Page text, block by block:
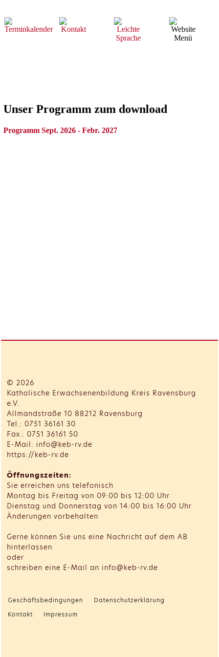
Unser Programm zum download
Programm Sept. 2026 - Febr. 2027
© 2026
Katholische Erwachsenenbildung Kreis Ravensburg
e.V.
Allmandstraße 10 88212 Ravensburg
Tel.: 0751 36161 30
Fax.: 0751 36161 50
E-Mail: info@keb-rv.de
https://keb-rv.de
Öffnungszeiten:
Sie erreichen uns telefonisch
Montag bis Freitag von 09:00 bis 12:00 Uhr
Dienstag und Donnerstag von 14:00 bis 16:00 Uhr
Änderungen vorbehalten
Gerne können Sie uns eine Nachricht auf dem AB
hinterlassen
oder
schreiben eine E-Mail an info@keb-rv.de
Geschäftsbedingungen
Datenschutzerklärung
Kontakt
Impressum